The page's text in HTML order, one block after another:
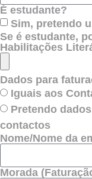
É estudante?
Sim, pretendo
Se é estudante,
Habilitações
Dados para
Iguais aos
Pretendo
contactos
Nome/Nome da
Morada